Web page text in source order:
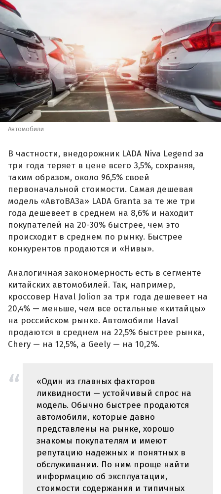
Автомобили
В частности, внедорожник LADA Niva Legend за
три года теряет в цене всего 3,5%, сохраняя,
таким образом, около 96,5% своей
первоначальной стоимости. Самая дешевая
модель «АвтоВАЗа» LADA Granta за те же три
года дешевеет в среднем на 8,6% и находит
покупателей на 20-30% быстрее, чем это
происходит в среднем по рынку. Быстрее
конкурентов продаются и «Нивы».
Аналогичная закономерность есть в сегменте
китайских автомобилей. Так, например,
кроссовер Haval Jolion за три года дешевеет на
20,4% — меньше, чем все остальные «китайцы»
на российском рынке. Автомобили Haval
продаются в среднем на 22,5% быстрее рынка,
Chery — на 12,5%, а Geely — на 10,2%.
«Один из главных факторов
ликвидности — устойчивый спрос на
модель. Обычно быстрее продаются
автомобили, которые давно
представлены на рынке, хорошо
знакомы покупателям и имеют
репутацию надежных и понятных в
обслуживании. По ним проще найти
информацию об эксплуатации,
стоимости содержания и типичных